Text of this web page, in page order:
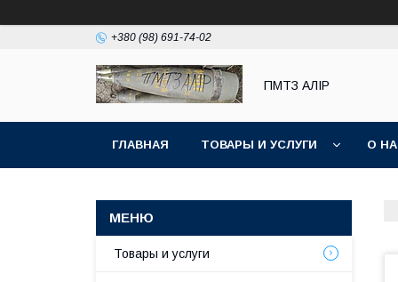
+380 (98) 691-74-02
ПМТЗ АЛІР
ГЛАВНАЯ ТОВАРЫ И УСЛУГИ О
Товары и услуги